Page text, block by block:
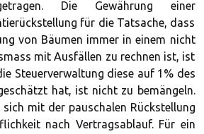
Die Gewährung einer
für die Tatsache, dass
von Bäumen immer in einem nicht
mit Ausfällen zu rechnen ist, ist
Steuerverwaltung diese auf 1% des
hat, ist nicht zu bemängeln.
mit der pauschalen Rückstellung
nach Vertragsablauf. Für ein